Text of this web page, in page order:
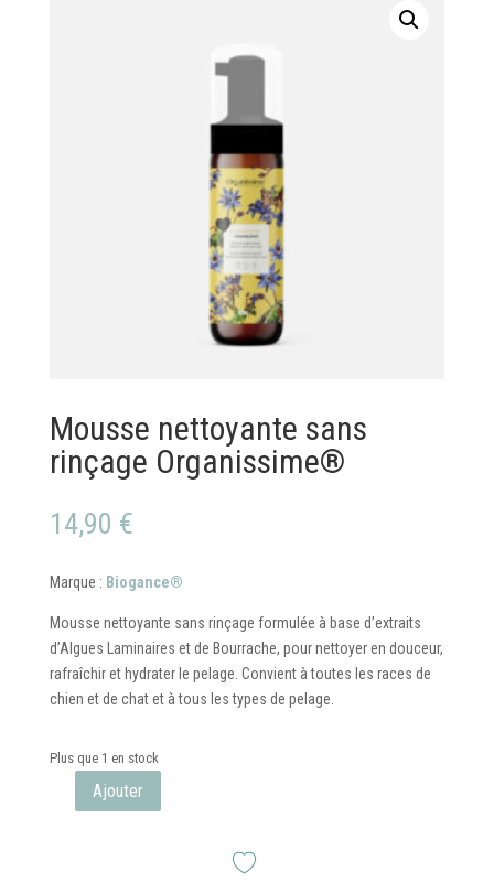
Mousse nettoyante sans
rinçage Organissime®
14,90 €
Marque : Biogance®
Mousse nettoyante sans rinçage formulée à base d’extraits
d’Algues Laminaires et de Bourrache, pour nettoyer en douceur,
rafraîchir et hydrater le pelage. Convient à toutes les races de
chien et de chat et à tous les types de pelage.
Plus que 1 en stock
quantité
Ajouter